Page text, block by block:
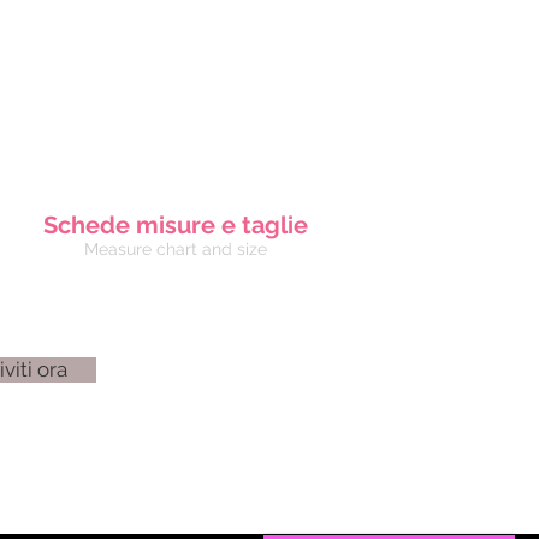
Schede misure e taglie
Measure chart and size
ora